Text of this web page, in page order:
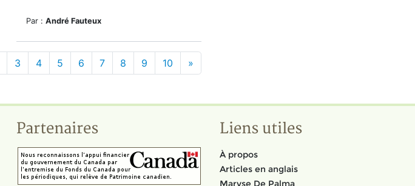
Par : André Fauteux
3 4 5 6 7 8 9 10 »
Partenaires Liens utiles
À propos
Articles en anglais
Maryse De Palma